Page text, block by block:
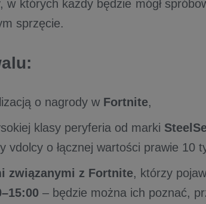
których każdy będzie mógł
sprzęcie.
o nagrody w Fortnite,
klasy peryferia od marki
vdolcy o łącznej wartości prawie 10
związanymi z Fortnite, którzy
– będzie można ich poznać,